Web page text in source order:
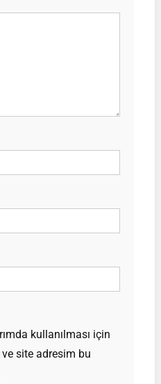
kullanılması için
site adresim bu